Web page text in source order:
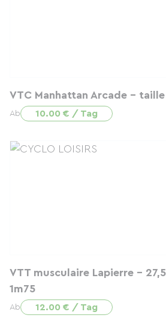
VTC Manhattan Arcade - taille
Ab 10.00 € / Tag
VTT musculaire Lapierre -
1m75
Ab 12.00 € / Tag